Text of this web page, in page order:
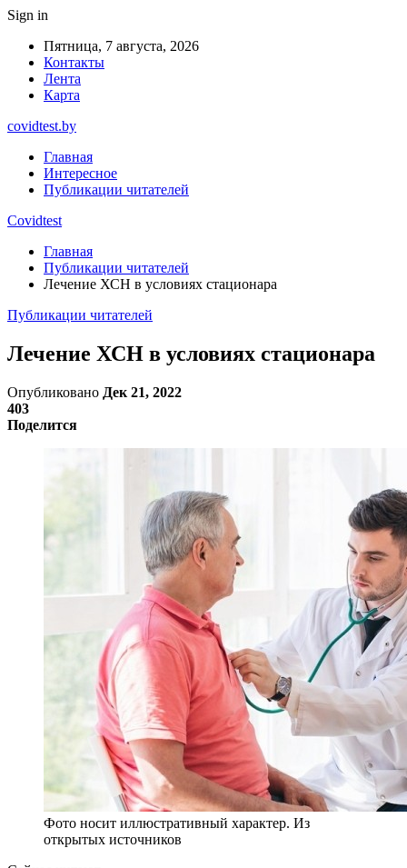
Sign in
Пятница, 7 августа, 2026
Контакты
Лента
Карта
covidtest.by
Главная
Интересное
Публикации читателей
Covidtest
Главная
Публикации читателей
Лечение ХСН в условиях стационара
Публикации читателей
Лечение ХСН в условиях стационара
Опубликовано Дек 21, 2022
403
Поделится
Фото носит иллюстративный характер. Из
открытых источников